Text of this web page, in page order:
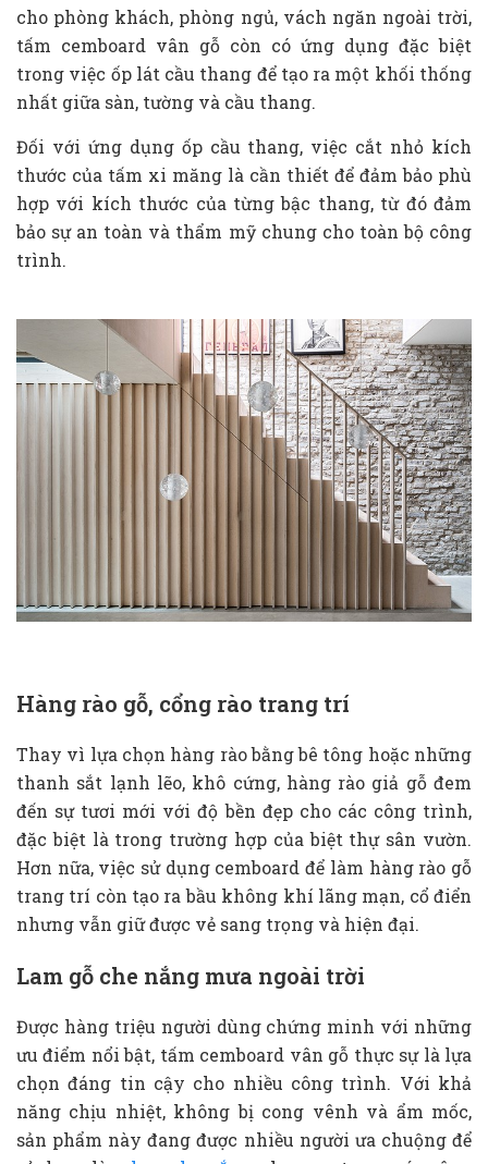
cho phòng khách, phòng ngủ, vách ngăn ngoài trời,
tấm cemboard vân gỗ còn có ứng dụng đặc biệt
trong việc ốp lát cầu thang để tạo ra một khối thống
nhất giữa sàn, tường và cầu thang.
Đối với ứng dụng ốp cầu thang, việc cắt nhỏ kích
thước của tấm xi măng là cần thiết để đảm bảo phù
hợp với kích thước của từng bậc thang, từ đó đảm
bảo sự an toàn và thẩm mỹ chung cho toàn bộ công
trình.
Hàng rào gỗ, cổng rào trang trí
Thay vì lựa chọn hàng rào bằng bê tông hoặc những
thanh sắt lạnh lẽo, khô cứng, hàng rào giả gỗ đem
đến sự tươi mới với độ bền đẹp cho các công trình,
đặc biệt là trong trường hợp của biệt thự sân vườn.
Hơn nữa, việc sử dụng cemboard để làm hàng rào gỗ
trang trí còn tạo ra bầu không khí lãng mạn, cổ điển
nhưng vẫn giữ được vẻ sang trọng và hiện đại.
Lam gỗ che nắng mưa ngoài trời
Được hàng triệu người dùng chứng minh với những
ưu điểm nổi bật, tấm cemboard vân gỗ thực sự là lựa
chọn đáng tin cậy cho nhiều công trình. Với khả
năng chịu nhiệt, không bị cong vênh và ẩm mốc,
sản phẩm này đang được nhiều người ưa chuộng để